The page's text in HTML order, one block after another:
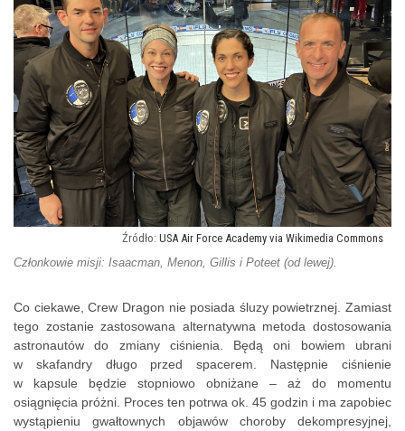
USA Air Force Academy via Wikimedia Commons
Członkowie misji: Isaacman, Menon, Gillis i Poteet (od lewej).
Co ciekawe, Crew Dragon nie posiada śluzy powietrznej. Zamiast
tego zostanie zastosowana alternatywna metoda dostosowania
astronautów do zmiany ciśnienia. Będą oni bowiem ubrani
w skafandry długo przed spacerem. Następnie ciśnienie
w kapsule będzie stopniowo obniżane – aż do momentu
osiągnięcia próżni. Proces ten potrwa ok. 45 godzin i ma zapobiec
wystąpieniu gwałtownych objawów choroby dekompresyjnej,